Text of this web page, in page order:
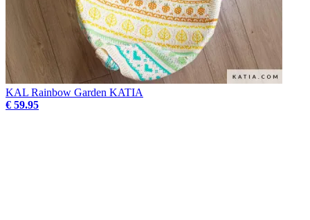
KAL Rainbow Garden KATIA
€ 59.95